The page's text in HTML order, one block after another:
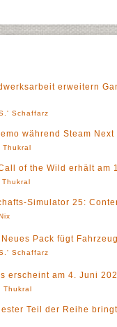
erweitern
Schaffarz
während Steam
Thukral
of the Wild erhält am
Simulator 25:
Pack fügt
Schaffarz
erscheint am 4. Juni
Thukral
Teil der Reihe